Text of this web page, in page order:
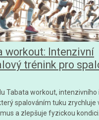
workout: Intenzivní
trénink pro
Tabata workout,
spalováním tuku zrychluje
a zlepšuje fyzickou kondici.